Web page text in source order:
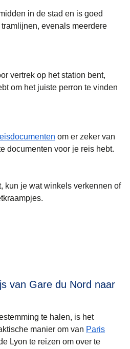
in de stad en is goed
evenals meerdere
vertrek op het station bent,
om het juiste perron te vinden
om er zeker van
documenten voor je reis hebt.
kun je wat winkels verkennen of
van Gare du Nord naar
te halen, is het
manier om van Paris
Lyon te reizen om over te